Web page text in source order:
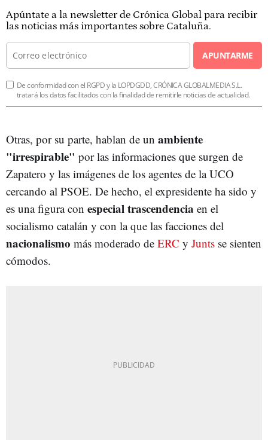
Apúntate a la newsletter de Crónica Global para recibir
las noticias más importantes sobre Cataluña.
APUNTARME
De conformidad con el RGPD y la LOPDGDD, CRÓNICA GLOBALMEDIA S.L.
tratará los datos facilitados con la finalidad de remitirle noticias de actualidad.
Otras, por su parte, hablan de un ambiente
"irrespirable" por las informaciones que surgen de
Zapatero y las imágenes de los agentes de la UCO
cercando al PSOE. De hecho, el expresidente ha sido y
es una figura con especial trascendencia en el
socialismo catalán y con la que las facciones del
nacionalismo más moderado de ERC y Junts se sienten
cómodos.